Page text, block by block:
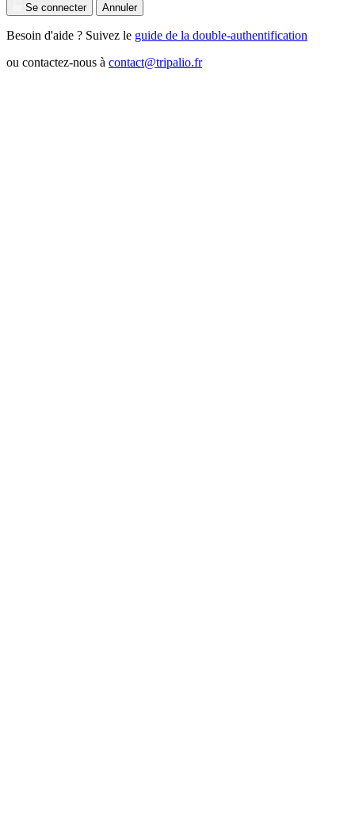
Se connecter Annuler
Besoin d'aide ? Suivez le guide de la double-authentification
ou contactez-nous à contact@tripalio.fr